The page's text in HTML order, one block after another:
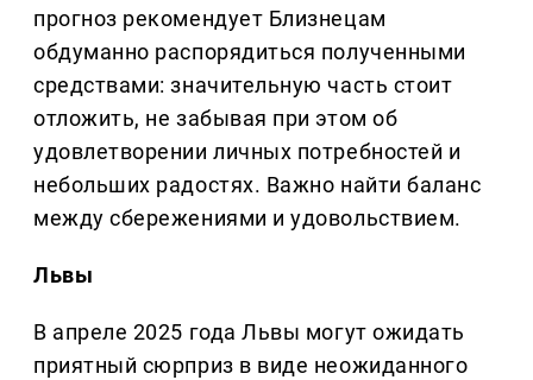
прогноз рекомендует Близнецам
обдуманно распорядиться полученными
средствами: значительную часть стоит
отложить, не забывая при этом об
удовлетворении личных потребностей и
небольших радостях. Важно найти баланс
между сбережениями и удовольствием.
Львы
В апреле 2025 года Львы могут ожидать
приятный сюрприз в виде неожиданного